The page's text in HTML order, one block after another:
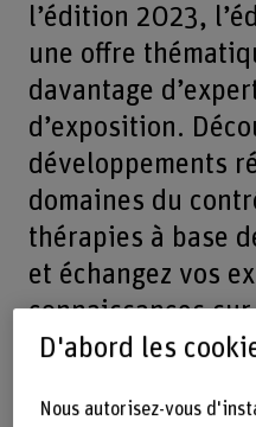
l’édition 2023,
une offre
davantage
d’exposition.
développements
domaines du
thérapies à base
et échangez vos
connaissances
que la sexualité et
D'abord les
Nous autorisez-vous